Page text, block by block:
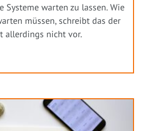
Systeme warten zu lassen. Wie
müssen, schreibt das der
allerdings nicht vor.